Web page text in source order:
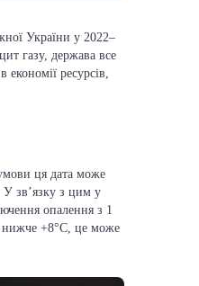
України у 2022–
газу, держава все
ресурсів,
ця дата може
У зв’язку з цим у
опалення з 1
нижче +8°C, це може